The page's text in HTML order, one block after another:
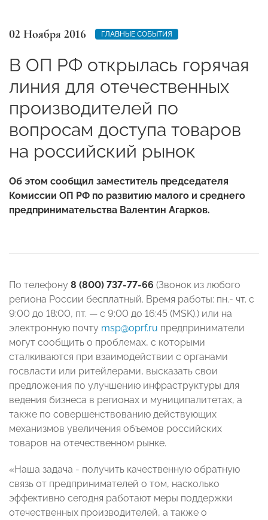
02 Ноября 2016 ГЛАВНЫЕ СОБЫТИЯ
В ОП РФ открылась горячая
линия для отечественных
производителей по
вопросам доступа товаров
на российский рынок
Об этом сообщил заместитель председателя
Комиссии ОП РФ по развитию малого и среднего
предпринимательства Валентин Агарков.
По телефону 8 (800) 737-77-66 (Звонок из любого
региона России бесплатный. Время работы: пн.- чт. с
9:00 до 18:00, пт. — с 9:00 до 16:45 (MSK).) или на
электронную почту msp@oprf.ru предприниматели
могут сообщить о проблемах, с которыми
сталкиваются при взаимодействии с органами
госвласти или ритейлерами, высказать свои
предложения по улучшению инфраструктуры для
ведения бизнеса в регионах и муниципалитетах, а
также по совершенствованию действующих
механизмов увеличения объемов российских
товаров на отечественном рынке.
«Наша задача - получить качественную обратную
связь от предпринимателей о том, насколько
эффективно сегодня работают меры поддержки
отечественных производителей, а также о